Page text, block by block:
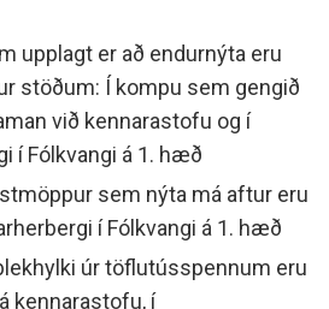
upplagt er að endurnýta eru
stöðum: Í kompu sem gengið
við kennarastofu og í
í Fólkvangi á 1. hæð
sem nýta má aftur eru
í Fólkvangi á 1. hæð
úr töflutússpennum eru
kennarastofu, í